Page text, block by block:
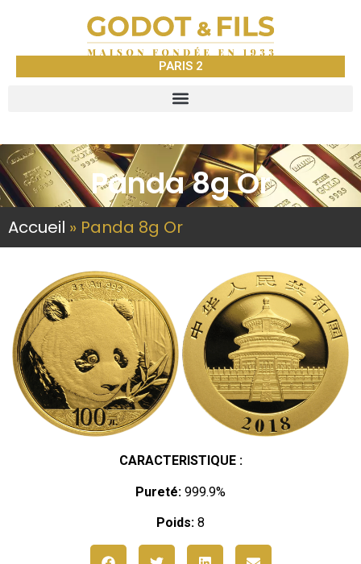
PARIS 2
Panda 8g Or
Accueil » Panda 8g Or
CARACTERISTIQUE :
Pureté: 999.9%
Poids: 8